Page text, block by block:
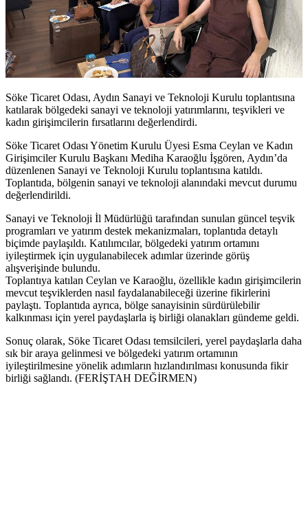
Söke Ticaret Odası, Aydın Sanayi ve Teknoloji Kurulu toplantısına
katılarak bölgedeki sanayi ve teknoloji yatırımlarını, teşvikleri ve
kadın girişimcilerin fırsatlarını değerlendirdi.
Söke Ticaret Odası Yönetim Kurulu Üyesi Esma Ceylan ve Kadın
Girişimciler Kurulu Başkanı Mediha Karaoğlu İşgören, Aydın’da
düzenlenen Sanayi ve Teknoloji Kurulu toplantısına katıldı.
Toplantıda, bölgenin sanayi ve teknoloji alanındaki mevcut durumu
değerlendirildi.
Sanayi ve Teknoloji İl Müdürlüğü tarafından sunulan güncel teşvik
programları ve yatırım destek mekanizmaları, toplantıda detaylı
biçimde paylaşıldı. Katılımcılar, bölgedeki yatırım ortamını
iyileştirmek için uygulanabilecek adımlar üzerinde görüş
alışverişinde bulundu.
Toplantıya katılan Ceylan ve Karaoğlu, özellikle kadın girişimcilerin
mevcut teşviklerden nasıl faydalanabileceği üzerine fikirlerini
paylaştı. Toplantıda ayrıca, bölge sanayisinin sürdürülebilir
kalkınması için yerel paydaşlarla iş birliği olanakları gündeme geldi.
Sonuç olarak, Söke Ticaret Odası temsilcileri, yerel paydaşlarla daha
sık bir araya gelinmesi ve bölgedeki yatırım ortamının
iyileştirilmesine yönelik adımların hızlandırılması konusunda fikir
birliği sağlandı. (FERİŞTAH DEĞİRMEN)